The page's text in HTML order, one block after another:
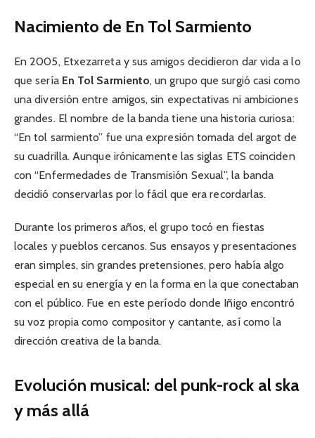
Nacimiento de En Tol Sarmiento
En 2005, Etxezarreta y sus amigos decidieron dar vida a lo
que sería En Tol Sarmiento, un grupo que surgió casi como
una diversión entre amigos, sin expectativas ni ambiciones
grandes. El nombre de la banda tiene una historia curiosa:
“En tol sarmiento” fue una expresión tomada del argot de
su cuadrilla. Aunque irónicamente las siglas ETS coinciden
con “Enfermedades de Transmisión Sexual”, la banda
decidió conservarlas por lo fácil que era recordarlas.
Durante los primeros años, el grupo tocó en fiestas
locales y pueblos cercanos. Sus ensayos y presentaciones
eran simples, sin grandes pretensiones, pero había algo
especial en su energía y en la forma en la que conectaban
con el público. Fue en este período donde Iñigo encontró
su voz propia como compositor y cantante, así como la
dirección creativa de la banda.
Evolución musical: del punk-rock al ska
y más allá